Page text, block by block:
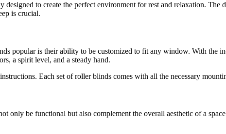
to create the perfect environment for rest and relaxation. The
is crucial.
popular is their ability to be customized to fit any window. With the
a spirit level, and a steady hand.
Each set of roller blinds comes with all the necessary
only be functional but also complement the overall aesthetic of a